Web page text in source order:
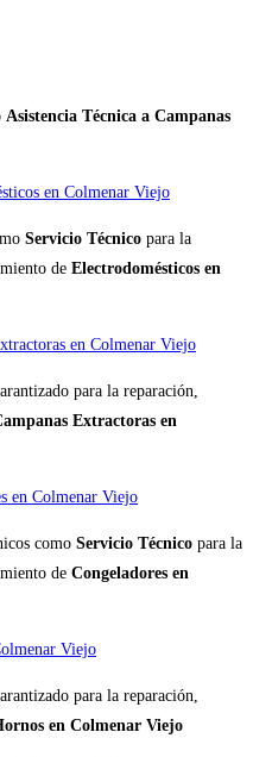
Asistencia Técnica a Campanas
en Colmenar Viejo
Servicio Técnico para la
de Electrodomésticos en
en Colmenar Viejo
para la reparación,
Extractoras en
en Colmenar Viejo
como Servicio Técnico para la
de Congeladores en
Viejo
para la reparación,
en Colmenar Viejo